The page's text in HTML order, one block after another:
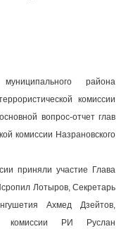
района
комиссии
вопрос-отчет глав
комиссии Назрановского
приняли участие Глава
Лотыров, Секретарь
Ахмед Дзейтов,
комиссии РИ Руслан